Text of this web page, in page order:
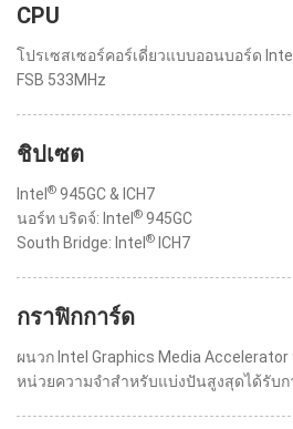
CPU
โปรเซสเซอร์คอร์เดี่ยวแบบออนบอร์ด Intel
FSB 533MHz
ชิปเซต
Intel ® 945GC & ICH7
นอร์ท บริดจ์: Intel ® 945GC
South Bridge: Intel ® ICH7
กราฟิกการ์ด
ผนวก Intel Graphics Media Accelerator
หน่วยความจำสำหรับแบ่งปันสูงสุดได้รับก